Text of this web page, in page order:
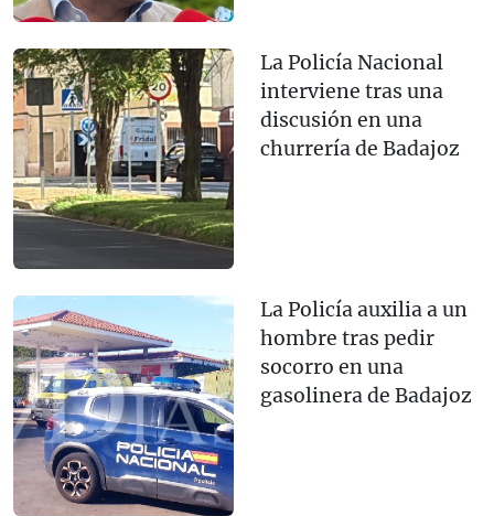
La Policía Nacional
interviene tras una
discusión en una
churrería de Badajoz
La Policía auxilia a un
hombre tras pedir
socorro en una
gasolinera de Badajoz